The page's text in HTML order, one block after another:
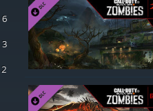
6
3
2